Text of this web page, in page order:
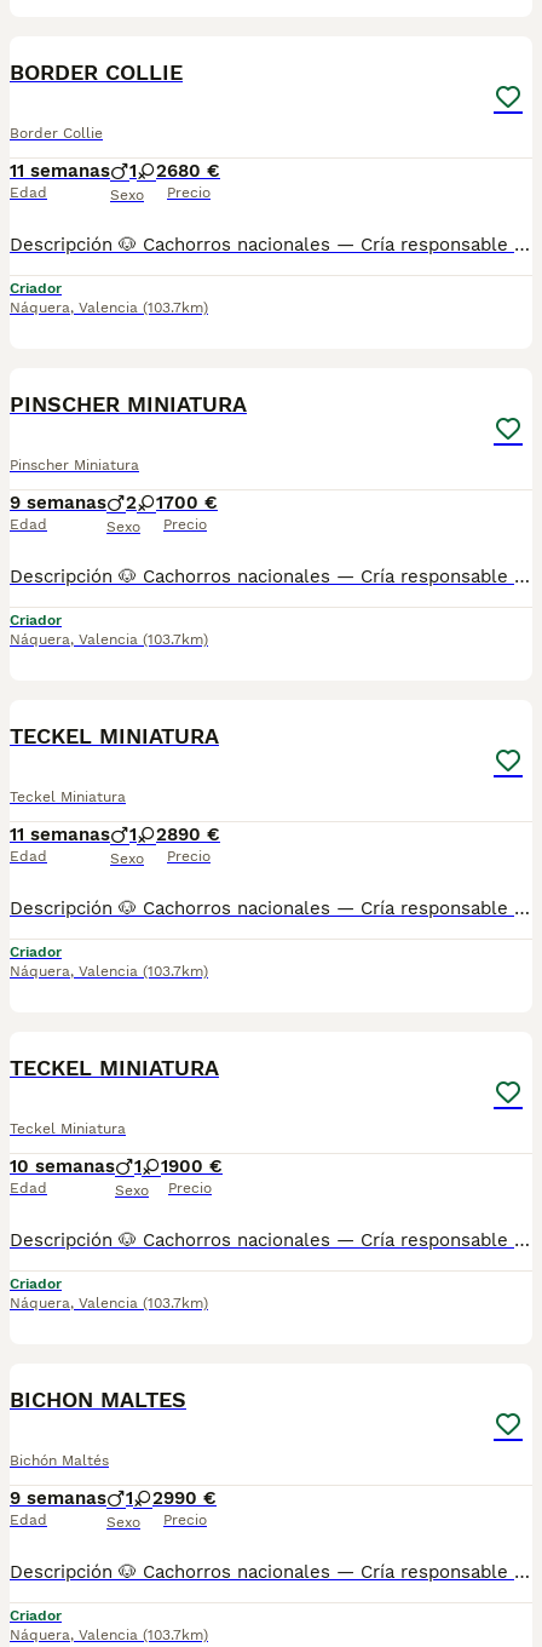
BORDER COLLIE
Border Collie
11 semanas
Edad
1 2
Sexo
680 €
Precio
Descripción 🐶 Cachorros nacionales — Cría responsable 📞 También puedes llamarnos: Mostrar número de teléfono/ Mostrar número de teléfono AMBOS TELÉFONOS DISPONEN DE WHATSAPP (EL FIJO TAMBIÉN) ✅ Entregados a partir de 2 meses de edad 💉 Vacunados y desparasitados 📋 Cartilla sanitaria incluida 🛡️ Garantía de 15 días por enfermedades víricas 🛡️ Garantía de 2 años por enfermedades congénitas 📄 Contrato factura 🔬 Microchip implantado 🌍 Pasaporte canino 🏆 Opción de pedigree o certificado de raza Los precios varían en función de las características y la morfología de cada cachorro. 🏠 Centro canino con núcleo zoológico autorizado. Todos nuestros cachorros son nacionales. Puedes visitar nuestras instalaciones cuando quieras. 🔬 Microchip: Mostrar número de teléfono 📍 Núcleo Zoológico: ES461781000030
Criador
Náquera, Valencia (103.7km)
PINSCHER MINIATURA
Pinscher Miniatura
9 semanas
Edad
2 1
Sexo
700 €
Precio
Descripción 🐶 Cachorros nacionales — Cría responsable 📞 También puedes llamarnos: Mostrar número de teléfono/ Mostrar número de teléfono AMBOS TELÉFONOS DISPONEN DE WHATSAPP (EL FIJO TAMBIÉN) ✅ Entregados a partir de 2 meses de edad 💉 Vacunados y desparasitados 📋 Cartilla sanitaria incluida 🛡️ Garantía de 15 días por enfermedades víricas 🛡️ Garantía de 2 años por enfermedades congénitas 📄 Contrato factura 🔬 Microchip implantado 🌍 Pasaporte canino 🏆 Opción de pedigree o certificado de raza Los precios varían en función de las características y la morfología de cada cachorro. 🏠 Centro canino con núcleo zoológico autorizado. Todos nuestros cachorros son nacionales. Puedes visitar nuestras instalaciones cuando quieras. 🔬 Microchip: Mostrar número de teléfono 📍 Núcleo Zoológico: ES461781000030
Criador
Náquera, Valencia (103.7km)
TECKEL MINIATURA
Teckel Miniatura
11 semanas
Edad
1 2
Sexo
890 €
Precio
Descripción 🐶 Cachorros nacionales — Cría responsable 📞 También puedes llamarnos: Mostrar número de teléfono/ Mostrar número de teléfono AMBOS TELÉFONOS DISPONEN DE WHATSAPP (EL FIJO TAMBIÉN) ✅ Entregados a partir de 2 meses de edad 💉 Vacunados y desparasitados 📋 Cartilla sanitaria incluida 🛡️ Garantía de 15 días por enfermedades víricas 🛡️ Garantía de 2 años por enfermedades congénitas 📄 Contrato factura 🔬 Microchip implantado 🌍 Pasaporte canino 🏆 Opción de pedigree o certificado de raza Los precios varían en función de las características y la morfología de cada cachorro. 🏠 Centro canino con núcleo zoológico autorizado. Todos nuestros cachorros son nacionales. Puedes visitar nuestras instalaciones cuando quieras. 🔬 Microchip: Mostrar número de teléfono 📍 Núcleo Zoológico: ES461781000030
Criador
Náquera, Valencia (103.7km)
TECKEL MINIATURA
Teckel Miniatura
10 semanas
Edad
1 1
Sexo
900 €
Precio
Descripción 🐶 Cachorros nacionales — Cría responsable 📞 También puedes llamarnos: Mostrar número de teléfono/ Mostrar número de teléfono AMBOS TELÉFONOS DISPONEN DE WHATSAPP (EL FIJO TAMBIÉN) ✅ Entregados a partir de 2 meses de edad 💉 Vacunados y desparasitados 📋 Cartilla sanitaria incluida 🛡️ Garantía de 15 días por enfermedades víricas 🛡️ Garantía de 2 años por enfermedades congénitas 📄 Contrato factura 🔬 Microchip implantado 🌍 Pasaporte canino 🏆 Opción de pedigree o certificado de raza Los precios varían en función de las características y la morfología de cada cachorro. 🏠 Centro canino con núcleo zoológico autorizado. Todos nuestros cachorros son nacionales. Puedes visitar nuestras instalaciones cuando quieras. 🔬 Microchip: Mostrar número de teléfono 📍 Núcleo Zoológico: ES461781000030
Criador
Náquera, Valencia (103.7km)
BICHON MALTES
Bichón Maltés
9 semanas
Edad
1 2
Sexo
990 €
Precio
Descripción 🐶 Cachorros nacionales — Cría responsable 📞 También puedes llamarnos: Mostrar número de teléfono/ Mostrar número de teléfono AMBOS TELÉFONOS DISPONEN DE WHATSAPP (EL FIJO TAMBIÉN) ✅ Entregados a partir de 2 meses de edad 💉 Vacunados y desparasitados 📋 Cartilla sanitaria incluida 🛡️ Garantía de 15 días por enfermedades víricas 🛡️ Garantía de 2 años por enfermedades congénitas 📄 Contrato factura 🔬 Microchip implantado 🌍 Pasaporte canino 🏆 Opción de pedigree o certificado de raza Los precios varían en función de las características y la morfología de cada cachorro. 🏠 Centro canino con núcleo zoológico autorizado. Todos nuestros cachorros son nacionales. Puedes visitar nuestras instalaciones cuando quieras. 🔬 Microchip: Mostrar número de teléfono 📍 Núcleo Zoológico: ES461781000030
Criador
Náquera, Valencia (103.7km)